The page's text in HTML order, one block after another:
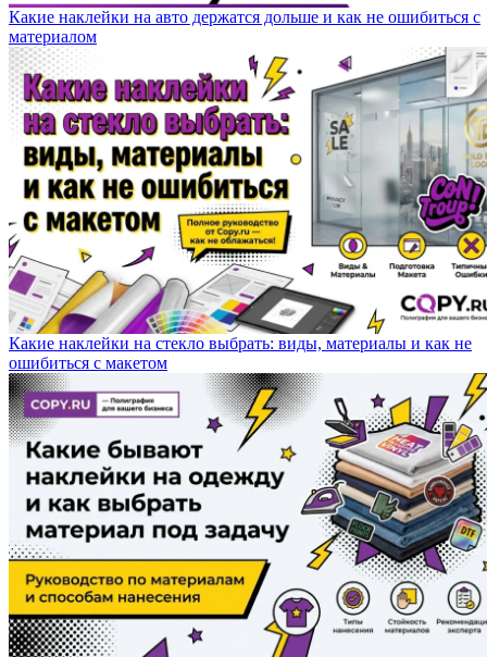
Какие наклейки на авто держатся дольше и как не ошибиться с
материалом
Какие наклейки на стекло выбрать: виды, материалы и как не
ошибиться с макетом